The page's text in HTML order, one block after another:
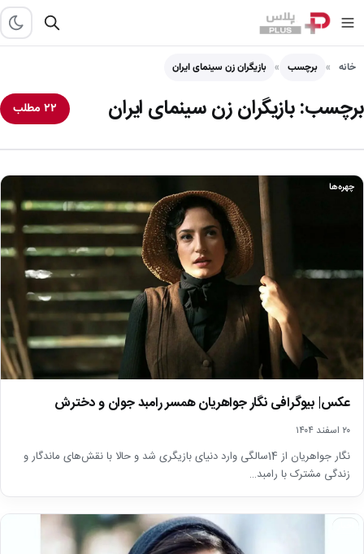
خانه برچسب بازیگران زن سینمای ایران
برچسب:بازیگران زن سینمای ایران ۲۲ مطلب
چهره‌ها
عکس| بیوگرافی نگار جواهریان همسر رامبد جوان و دخترش
۲۰ اسفند ۱۴۰۴
نگار جواهریان از 14سالگی وارد دنیای بازیگری شد و حالا با نقش‌های ماندگار و
زندگی مشترک با رامبد…